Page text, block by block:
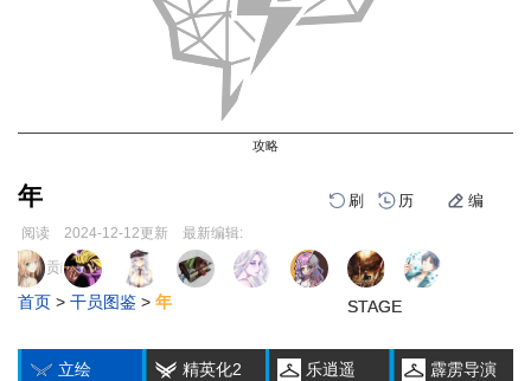
攻略
年 刷 历 编
阅读 2024-12-12更新 最新编辑:
跳
到
导
跳
到
搜
页面贡献者 :
首页 > 干员图鉴 > 年
立绘 精英化2 乐逍遥 霹雳导演
1
STAGE
2
STAGE
3
STAGE
1
STAGE
2
STAGE
3
STAGE